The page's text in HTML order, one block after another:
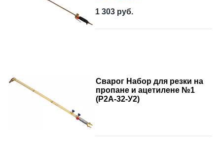
1 303 руб.
Сварог Набор для резки на
пропане и ацетилене №1
(Р2А-32-У2)